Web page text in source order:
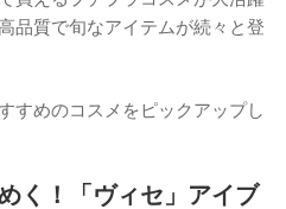
品質で旬なアイテムが続々と登
すめのコスメをピックアップし
く！「ヴィセ」アイブ